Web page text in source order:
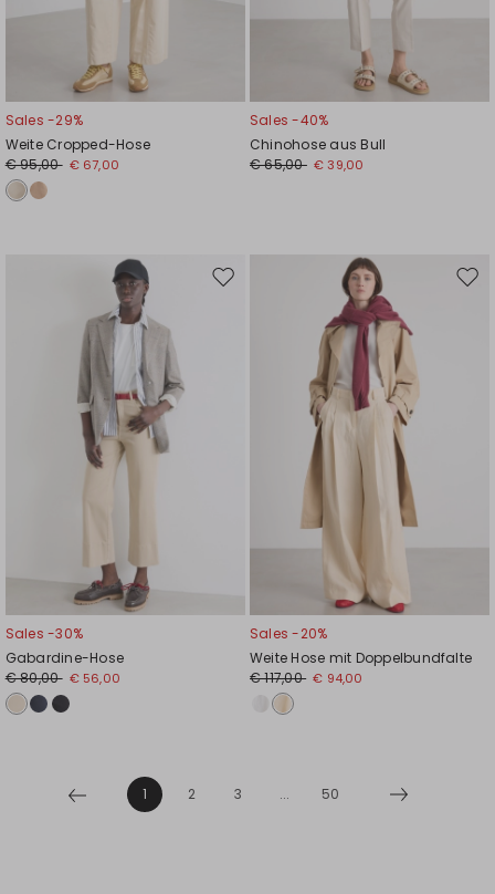
Sales -29%
Weite Cropped-Hose
€ 95,00 € 67,00
Sales -40%
Chinohose aus Bull
€ 65,00 € 39,00
Auf
Sales -30%
Gabardine-Hose
€ 80,00 € 56,00
Auf
Sales -20%
Weite Hose mit Doppelbundfalte
€ 117,00 € 94,00
1 2 3 ... 50